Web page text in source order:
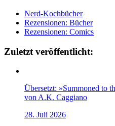
Nerd-Kochbücher
Rezensionen: Bücher
Rezensionen: Comics
Zuletzt veröffentlicht:
Übersetzt: »Summoned to
von A.K. Caggiano
28. Juli 2026